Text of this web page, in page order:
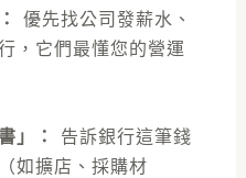
優先找公司發薪水、
，它們最懂您的營運
」：
告訴銀行這筆錢
如擴店、採購材